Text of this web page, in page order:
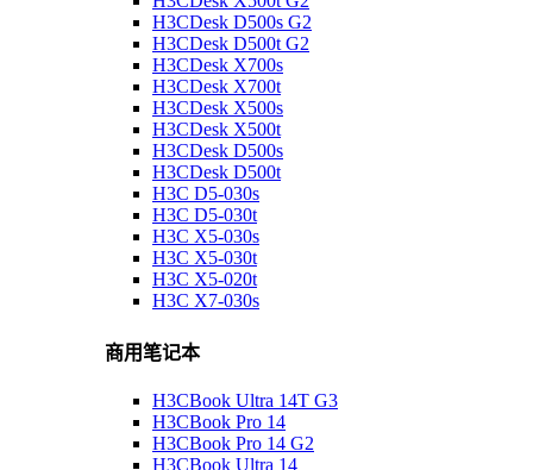
H3CDesk D500s G2
H3CDesk D500t G2
H3CDesk X700s
H3CDesk X700t
H3CDesk X500s
H3CDesk X500t
H3CDesk D500s
H3CDesk D500t
H3C D5-030s
H3C D5-030t
H3C X5-030s
H3C X5-030t
H3C X5-020t
H3C X7-030s
商用笔记本
H3CBook Ultra 14T G3
H3CBook Pro 14
H3CBook Pro 14 G2
H3CBook Ultra 14